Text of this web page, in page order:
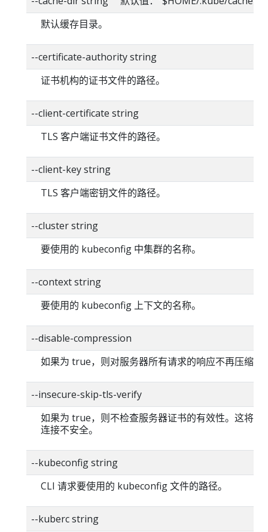
默认缓存目录。
--certificate-authority string
证书机构的证书文件的路径。
--client-certificate string
TLS 客户端证书文件的路径。
--client-key string
TLS 客户端密钥文件的路径。
--cluster string
要使用的 kubeconfig 中集群的名称。
--context string
要使用的 kubeconfig 上下文的名称。
--disable-compression
如果为 true，则对服务器所有请求的响应不再压缩。
--insecure-skip-tls-verify
如果为 true，则不检查服务器证书的有效性。这将使
连接不安全。
--kubeconfig string
CLI 请求要使用的 kubeconfig 文件的路径。
--kuberc string